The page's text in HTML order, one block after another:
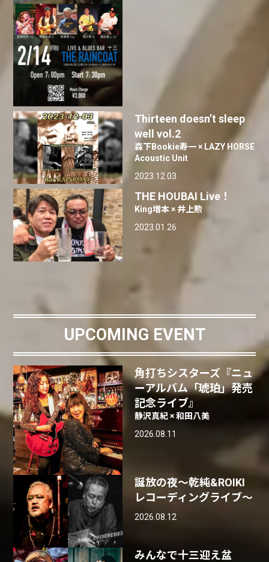
Thirteen doesn’t sleep
well vol.2
森下Bookie寿一 × LAZY HORSE
Acoustic Unit
2023.12.03
THE HOUBAI Live！
King増本 × 井上勲
2023.01.26
UPCOMING EVENT
角打ちシスターズ『ニュ
ーアルバム「琥珀」発売
記念ライブ』
静沢真紀 × 和田八美
2026.08.11
誕放の夜〜乾純&ROIKI
レコーディングライブ〜
2026.08.12
みんなで十三迎え盆